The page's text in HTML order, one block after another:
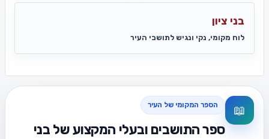
בני ציון
לוח מקומי, נקי ונגיש לתושבי העיר
📖 הספר המקומי של העיר
ספר התושבים ובעלי המקצוע של בני